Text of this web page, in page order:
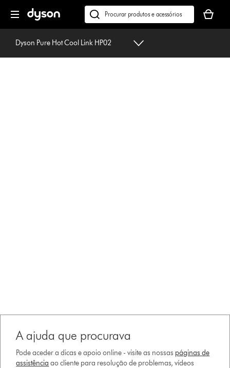
seguinte
Pesquisar
em
dyson.pt
seu
cesto
Dyson Pure Hot Cool Link HP02
A ajuda que procurava
Pode aceder a dicas e apoio online - visite as nossas páginas de
assistência ao cliente para resolução de problemas, vídeos